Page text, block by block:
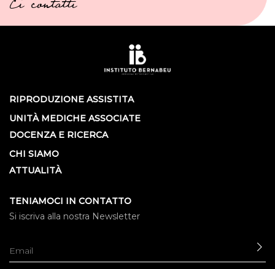
Ci contatti
RIPRODUZIONE ASSISTITA
UNITÀ MEDICHE ASSOCIATE
DOCENZA E RICERCA
CHI SIAMO
ATTUALITÀ
TENIAMOCI IN CONTATTO
Si iscriva alla nostra Newsletter